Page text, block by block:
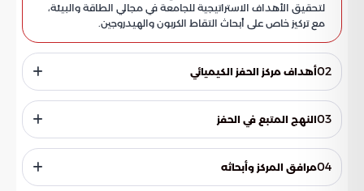
لتحقيق الأهداف الاستراتيجية للجامعة في مجالي الطاقة والبيئة،
مع تركيز خاص على أبحاث التقاط الكربون والهيدروجين.
02أهداف مركز الحفز الكيميائي
تأسس المركز في عام 2011 بهدف تطوير استراتيجيات متعددة
التخصصات في الحفز الكيميائي، وذلك لمواجهة التحديات العلمية
التي يفرضها القرن الحادي والعشرون. يقدم المركز خدماته
لأهمية المحفزات في العديد من الأجهزة، مثل أجهزة الاستشعار،
وخلايا الوقود، ومحولات غاز العادم، وأجهزة تنقية المياه. إن تطوير
03النهج المتبع في الحفز
تكمن قوة مركز الحفز الكيميائي في قدرته على الجمع بين الخبرات
العلمية المتراكمة في مجالات متنوعة، كالتحفيز المتجانس وغير
المتجانس، والتحفيز الضوئي والكهربائي، بالإضافة إلى التعاون
04مرافق المركز وأبحاثه